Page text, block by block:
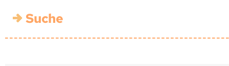
Suche